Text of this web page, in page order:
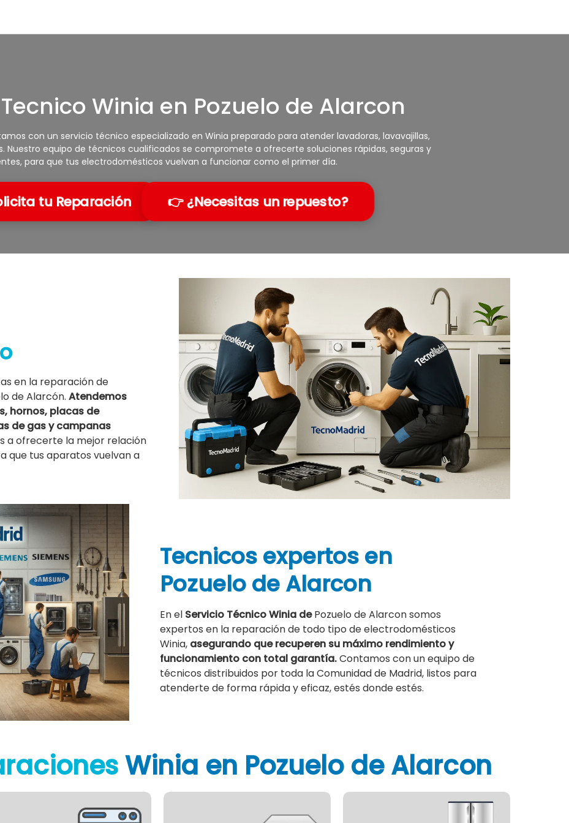
Winia en Pozuelo de Alarcon
con un servicio técnico especializado en Winia preparado para atender lavadoras, lavavajillas,
Nuestro equipo de técnicos cualificados se compromete a ofrecerte soluciones rápidas, seguras y
para que tus electrodomésticos vuelvan a funcionar como el primer día.
tu Reparación 👉 ¿Necesitas un repuesto?
en la reparación de
de Alarcón. Atendemos
hornos, placas de
de gas y campanas
a ofrecerte la mejor relación
que tus aparatos vuelvan a
Tecnicos expertosen
Pozuelo de Alarcon
En el Servicio Técnico Winia dePozuelo de Alarcon somos
expertos en la reparación de todo tipo de electrodomésticos
Winia, asegurando que recuperen su máximo rendimiento y
funcionamiento con total garantía.Contamos con un equipo de
técnicos distribuidos por toda la Comunidad de Madrid, listos para
atenderte de forma rápida y eficaz, estés donde estés.
Winia en Pozuelo de Alarcon